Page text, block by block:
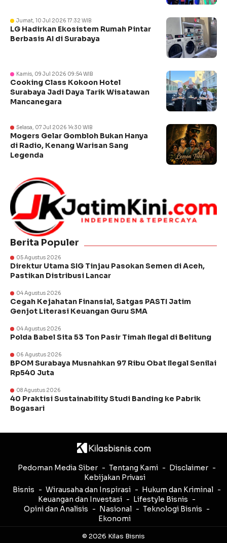
Jumat, 10 Jul 2026 17:32 WIB
LG Hadirkan Ekosistem Rumah Pintar
Berbasis AI di Surabaya
Kamis, 09 Jul 2026 09:54 WIB
Cooking Class Kokoon Hotel
Surabaya Jadi Daya Tarik Wisatawan
Mancanegara
Selasa, 07 Jul 2026 14:30 WIB
Mogers Gelar Gombloh Bukan Hanya
di Radio, Kenang Warisan Sang
Legenda
Berita Populer
05 Agustus 2026
Direktur Utama SIG Tinjau Pasokan Semen di Aceh,
Pastikan Distribusi Lancar
04 Agustus 2026
Cegah Kejahatan Finansial, Satgas PASTI Jatim
Genjot Literasi Keuangan Guru SMA
04 Agustus 2026
Polda Babel Sita 53 Ton Pasir Timah Ilegal di Belitung
06 Agustus 2026
BPOM Surabaya Musnahkan 97 Ribu Obat Ilegal Senilai
Rp540 Juta
08 Agustus 2026
40 Praktisi Sustainability Studi Banding ke Pabrik
Bogasari
Pedoman Media Siber Tentang Kami
Disclaimer
Kebijakan Privasi
Bisnis
Wirausaha dan Inspirasi
Hukum dan Kriminal
Keuangan dan Investasi
Lifestyle Bisnis
Opini dan Analisis
Nasional
Teknologi Bisnis
Ekonomi
© 2026 Kilas Bisnis